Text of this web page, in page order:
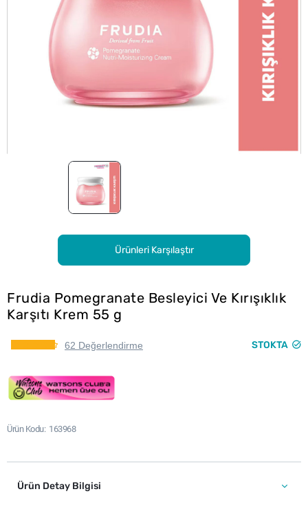
Ürünleri Karşılaştır
Frudia Pomegranate Besleyici Ve Kırışıklık
Karşıtı Krem 55 g
62 Değerlendirme STOKTA
Ürün Kodu 163968
Ürün Detay Bilgisi